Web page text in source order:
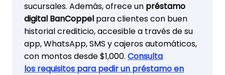
sucursales. Además, ofrece un préstamo
digital BanCoppel para clientes con buen
historial crediticio, accesible a través de su
app, WhatsApp, SMS y cajeros automáticos,
con montos desde $1,000. Consulta
los requisitos para pedir un préstamo en